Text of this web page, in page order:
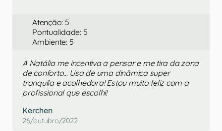
Atenção: 5
Pontualidade: 5
Ambiente: 5
A Natália me incentiva a pensar e me tira da zona
de conforto... Usa de uma dinâmica super
tranquila e acolhedora! Estou muito feliz com a
profissional que escolhi!
Kerchen
26/outubro/2022